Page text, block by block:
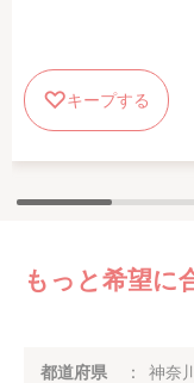
キープする
もっと希望に
都道府県
神奈